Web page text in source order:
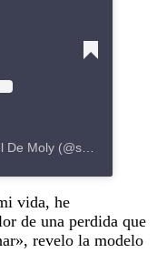
vida, he
de una perdida que
revelo la modelo